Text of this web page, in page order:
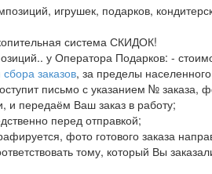
игрушек, подарков,
система СКИДОК!
у Оператора Подарков: -
сбора заказов, за пределы
письмо с указанием № заказа,
и передаём Ваш заказ в работу;
перед отправкой;
фото готового заказа
тому, который Вы